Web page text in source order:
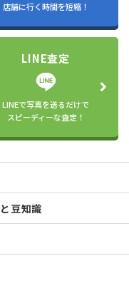
店舗に行く時間を短縮！
LINE査定
LINEで写真を送るだけで
スピーディーな査定！
豆知識